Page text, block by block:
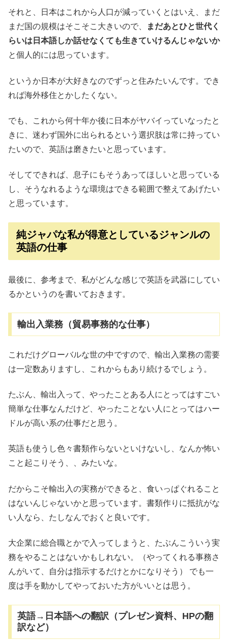
それと、日本はこれから人口が減っていくとはいえ、まだ
まだ国の規模はそこそこ大きいので、
まだあとひと世代く
らいは日本語しか話せなくても生きていけるんじゃないか
と個人的には思っています。
というか日本が大好きなのでずっと住みたいんです。でき
れば海外移住とかしたくない。
でも、これから何十年か後に日本がヤバイっていなったと
きに、迷わず国外に出られるという選択肢は常に持ってい
たいので、英語は磨きたいと思っています。
そしてできれば、息子にもそうあってほしいと思っている
し、そうなれるような環境はできる範囲で整えてあげたい
と思っています。
純ジャパな私が得意としているジャンルの
英語の仕事
最後に、参考まで、私がどんな感じで英語を武器にしてい
るかというのを書いておきます。
輸出入業務（貿易事務的な仕事）
これだけグローバルな世の中ですので、輸出入業務の需要
は一定数ありますし、これからもあり続けるでしょう。
たぶん、輸出入って、やったことある人にとってはすごい
簡単な仕事なんだけど、やったことない人にとってはハー
ドルが高い系の仕事だと思う。
英語も使うし色々書類作らないといけないし、なんか怖い
こと起こりそう、、みたいな。
だからこそ輸出入の実務ができると、食いっぱぐれること
はないんじゃないかと思っています。書類作りに抵抗がな
い人なら、たしなんでおくと良いです。
大企業に総合職とかで入ってしまうと、たぶんこういう実
務をやることはないかもしれない。（やってくれる事務さ
んがいて、自分は指示するだけとかになりそう） でも一
度は手を動かしてやっておいた方がいいとは思う。
英語→日本語への翻訳（プレゼン資料、HPの翻
訳など）